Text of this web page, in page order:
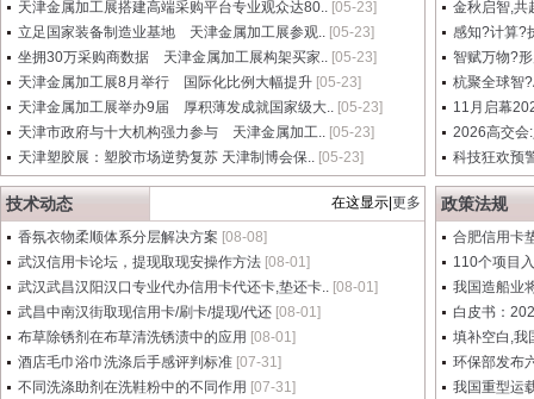
天津金属加工展搭建高端采购平台专业观众达80.. [05-23]
立足国家装备制造业基地 天津金属加工展参观.. [05-23]
坐拥30万采购商数据 天津金属加工展构架买家.. [05-23]
天津金属加工展8月举行 国际化比例大幅提升 [05-23]
天津金属加工展举办9届 厚积薄发成就国家级大.. [05-23]
天津市政府与十大机构强力参与 天津金属加工.. [05-23]
天津塑胶展：塑胶市场逆势复苏 天津制博会保.. [05-23]
金秋启智,共
感知?计算?
智赋万物?
杭聚全球智
11月启幕
2026高交会
科技狂欢预
技术动态 在这显示| 更多
香氛衣物柔顺体系分层解决方案 [08-08]
武汉信用卡论坛，提现取现安操作方法 [08-01]
武汉武昌汉阳汉口专业代办信用卡代还卡,垫还卡.. [08-01]
武昌中南汉街取现信用卡/刷卡/提现/代还 [08-01]
布草除锈剂在布草清洗锈渍中的应用 [08-01]
酒店毛巾浴巾洗涤后手感评判标准 [07-31]
不同洗涤助剂在洗鞋粉中的不同作用 [07-31]
政策法规
合肥信用卡
110个项目
我国造船业
白皮书：
填补空白,我
环保部发布
我国重型运